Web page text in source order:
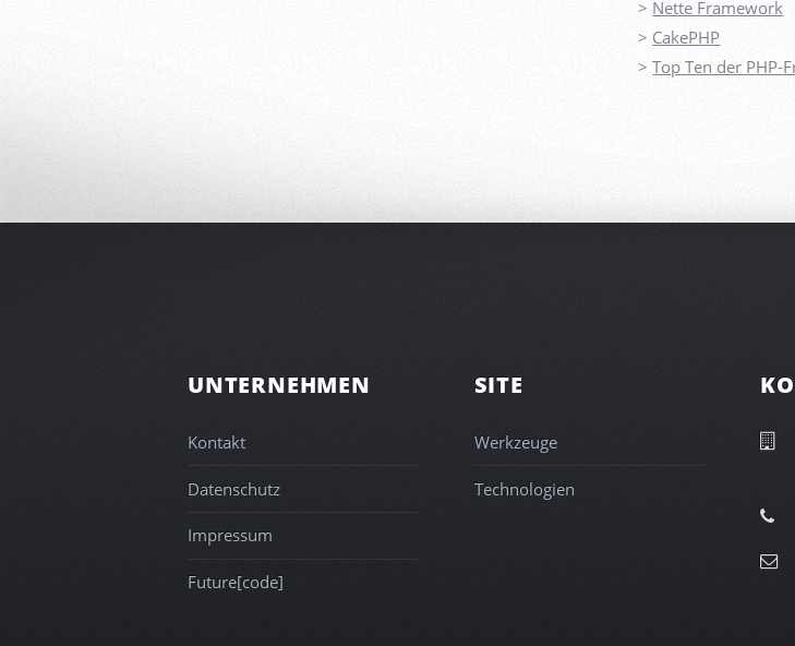
> Nette Framework
> CakePHP
>Top Ten der PHP-
UNTERNEHMEN
Kontakt
Datenschutz
Impressum
Future[code]
SITE
Werkzeuge
Technologien